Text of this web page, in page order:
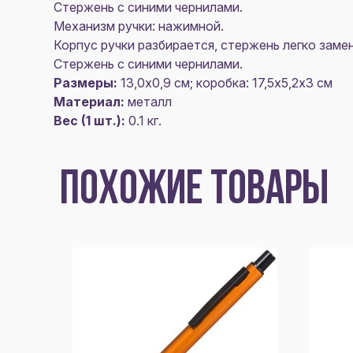
Стержень с синими чернилами.
Механизм ручки: нажимной.
Корпус ручки разбирается, стержень легко
Стержень с синими чернилами.
Размеры: 13,0х0,9 см; коробка: 17,5х5,2х3 см
Материал: металл
Вес (1 шт.): 0.1 кг.
ПОХОЖИЕ ТОВАРЫ